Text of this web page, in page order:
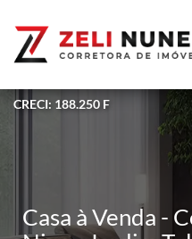
CRECI: 188.250 F
Casa à Venda -